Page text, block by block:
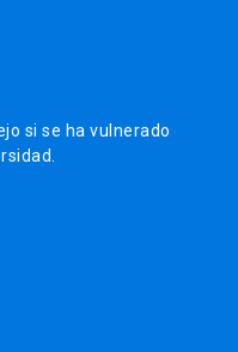
si se ha vulnerado